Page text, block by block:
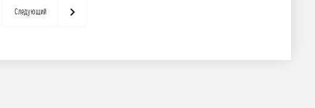
Следующий